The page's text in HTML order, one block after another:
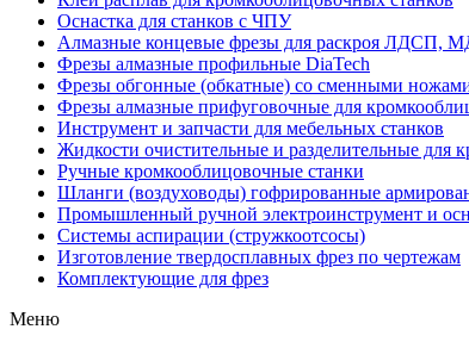
Оснастка для станков с ЧПУ
Алмазные концевые фрезы для раскроя ЛДСП,
Фрезы алмазные профильные DiaTech
Фрезы обгонные (обкатные) со сменными
Фрезы алмазные прифуговочные для
Инструмент и запчасти для мебельных станков
Жидкости очистительные и разделительные для
Ручные кромкооблицовочные станки
Шланги (воздуховоды) гофрированные
Промышленный ручной электроинструмент и
Системы аспирации (стружкоотсосы)
Изготовление твердосплавных фрез по чертежам
Комплектующие для фрез
Меню